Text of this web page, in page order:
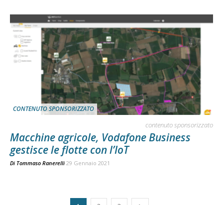
CONTENUTO SPONSORIZZATO
contenuto sponsorizzato
Macchine agricole, Vodafone Business
gestisce le flotte con l’IoT
Di Tommaso Ranerelli 29 Gennaio 2021